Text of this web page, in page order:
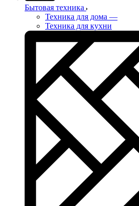
Бытовая техника
Техника для дома —
Техника для кухни